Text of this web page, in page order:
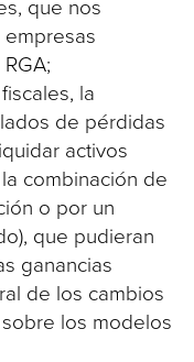
que nos
la
de pérdidas
activos
combinación de
o por un
que pudieran
ganancias
de los cambios
los modelos